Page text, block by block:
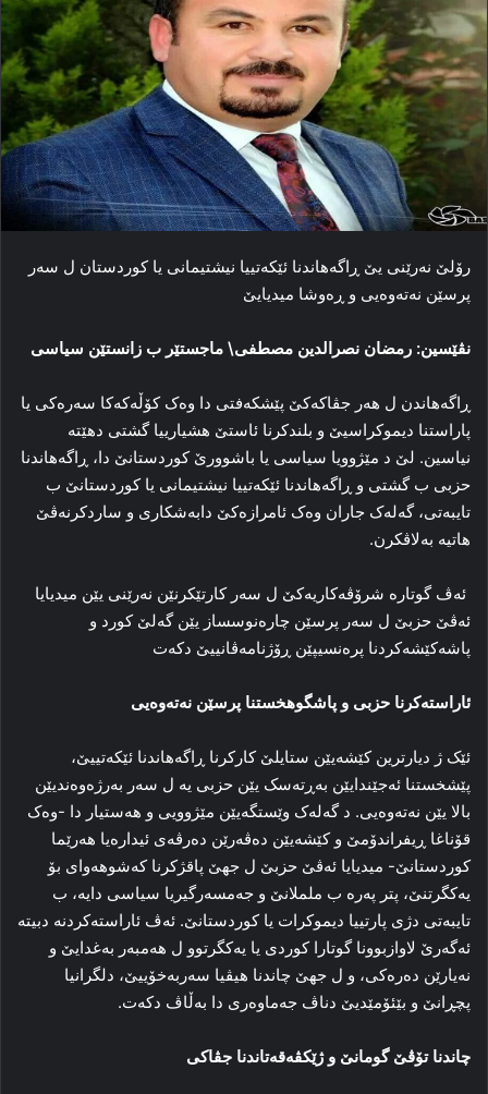
رۆلێ نەرێنی یێ ڕاگەهاندنا ئێکەتییا نیشتیمانی یا کوردستان ل سەر
پرسێن نەتەوەیی و ڕەوشا میدیایێ
نڤێسین: رمضان نصرالدین مصطفی\ ماجستێر ب زانستێن سیاسی
ڕاگەهاندن ل هەر جڤاکەکێ پێشکەفتی دا وەک کۆڵەکەکا سەرەکی یا
پاراستنا دیموکراسیێ و بلندکرنا ئاستێ هشیارییا گشتی دهێتە
نیاسین. لێ د مێژوویا سیاسی یا باشوورێ کوردستانێ دا، ڕاگەهاندنا
حزبی ب گشتی و ڕاگەهاندنا ئێکەتییا نیشتیمانی یا کوردستانێ ب
تایبەتی، گەلەک جاران وەک ئامرازەکێ دابەشکاری و ساردکرنەڤێ
هاتیە بەلاڤکرن.
ئەڤ گوتارە شرۆڤەکاریەکێ ل سەر کارتێکرنێن نەرێنی یێن میدیایا
ئەڤێ حزبێ ل سەر پرسێن چارەنوسساز یێن گەلێ کورد و
پاشەکێشەکردنا پرەنسیپێن ڕۆژنامەڤانییێ دکەت
ئاراستەکرنا حزبی و پاشگوهخستنا پرسێن نەتەوەیی
ئێک ژ دیارترین کێشەیێن ستایلێ کارکرنا ڕاگەهاندنا ئێکەتییێ،
پێشخستنا ئەجێندایێن بەڕتەسک یێن حزبی یە ل سەر بەرژەوەندیێن
بالا یێن نەتەوەیی. د گەلەک وێستگەیێن مێژوویی و هەستیار دا -وەک
قۆناغا ڕیفراندۆمێ و کێشەیێن دەڤەرێن دەرڤەی ئیدارەیا هەرێما
کوردستانێ- میدیایا ئەڤێ حزبێ ل جهێ پاقژکرنا کەشوهەوای بۆ
یەکگرتنێ، پتر پەرە ب ململانێ و جەمسەرگیریا سیاسی دایە، ب
تایبەتی دژی پارتییا دیموکرات یا کوردستانێ. ئەڤ ئاراستەکردنە دبیتە
ئەگەرێ لاوازبوونا گوتارا کوردی یا یەکگرتوو ل هەمبەر بەغدایێ و
نەیارێن دەرەکی، و ل جهێ چاندنا هیڤیا سەربەخۆییێ، دلگرانیا
پچڕانێ و بێئۆمێدیێ دناڤ جەماوەری دا بەڵاڤ دکەت.
چاندنا تۆڤێ گومانێ و ژێکڤەقەتاندنا جڤاکی